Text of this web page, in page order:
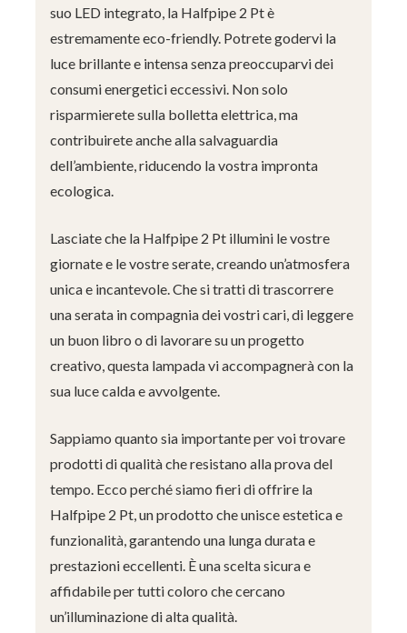
suo LED integrato, la Halfpipe 2 Pt è
estremamente eco-friendly. Potrete godervi la
luce brillante e intensa senza preoccuparvi dei
consumi energetici eccessivi. Non solo
risparmierete sulla bolletta elettrica, ma
contribuirete anche alla salvaguardia
dell’ambiente, riducendo la vostra impronta
ecologica.
Lasciate che la Halfpipe 2 Pt illumini le vostre
giornate e le vostre serate, creando un’atmosfera
unica e incantevole. Che si tratti di trascorrere
una serata in compagnia dei vostri cari, di leggere
un buon libro o di lavorare su un progetto
creativo, questa lampada vi accompagnerà con la
sua luce calda e avvolgente.
Sappiamo quanto sia importante per voi trovare
prodotti di qualità che resistano alla prova del
tempo. Ecco perché siamo fieri di offrire la
Halfpipe 2 Pt, un prodotto che unisce estetica e
funzionalità, garantendo una lunga durata e
prestazioni eccellenti. È una scelta sicura e
affidabile per tutti coloro che cercano
un’illuminazione di alta qualità.